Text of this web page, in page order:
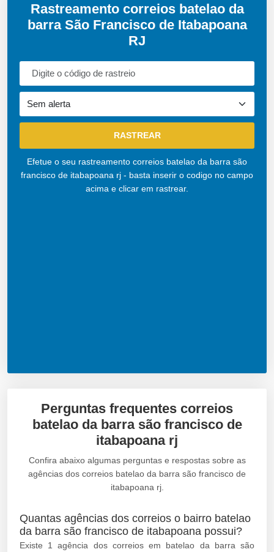
Rastreamento correios batelao da
barra São Francisco de Itabapoana
RJ
Efetue o seu rastreamento correios batelao da barra são
francisco de itabapoana rj - basta inserir o codigo no campo
acima e clicar em rastrear.
Perguntas frequentes correios
batelao da barra são francisco de
itabapoana rj
Confira abaixo algumas perguntas e respostas sobre as
agências dos correios batelao da barra são francisco de
itabapoana rj.
Quantas agências dos correios o bairro batelao
da barra são francisco de itabapoana possui?
Existe 1 agência dos correios em batelao da barra são